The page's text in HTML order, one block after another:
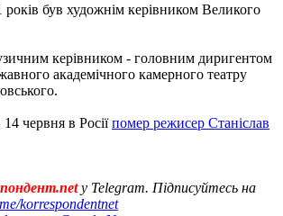
років був художнім керівником Великого
керівником - головним диригентом
академічного камерного театру
червня в Росіїпомер режисер Станіслав
у Telegram. Підписуйтесь на
korrespondentnet